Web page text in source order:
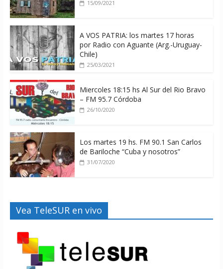
15/09/2021
A VOS PATRIA: los martes 17 horas
por Radio con Aguante (Arg.-Uruguay-
Chile)
25/03/2021
Miercoles 18:15 hs Al Sur del Rio Bravo
– FM 95.7 Córdoba
26/10/2020
Los martes 19 hs. FM 90.1 San Carlos
de Bariloche “Cuba y nosotros”
31/07/2020
Vea TeleSUR en vivo